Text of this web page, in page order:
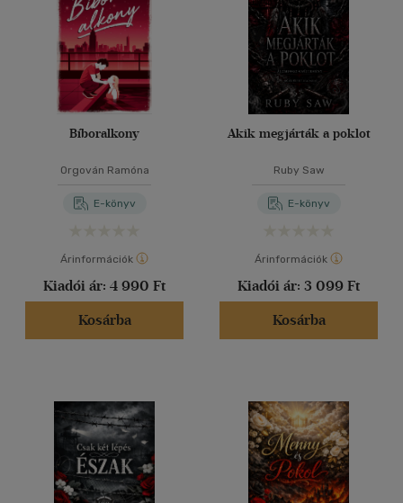
Bíboralkony
Orgován Ramóna
E-könyv
Árinformációk
Kiadói ár: 4 990 Ft
Kosárba
Akik megjárták a poklot
Ruby Saw
E-könyv
Árinformációk
Kiadói ár: 3 099 Ft
Kosárba